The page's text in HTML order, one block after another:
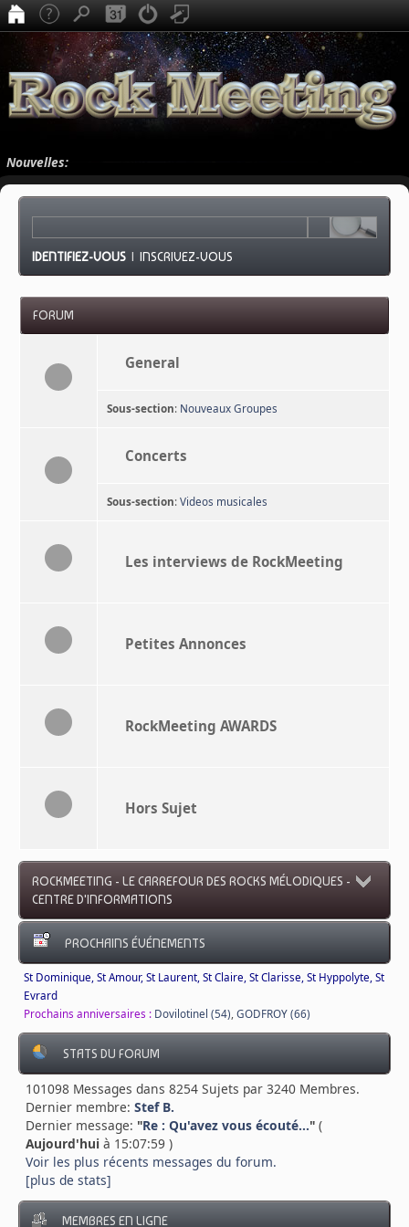
Nouvelles:
IDENTIFIEZ-VOUS |INSCRIVEZ-VOUS
FORUM
General
Sous-section: Nouveaux Groupes
Concerts
Sous-section: Videos musicales
Les interviews de RockMeeting
Petites Annonces
RockMeeting AWARDS
Hors Sujet
ROCKMEETING - LE CARREFOUR DES ROCKS MÉLODIQUES -
CENTRE D'INFORMATIONS
PROCHAINS ÉVÉNEMENTS
St Dominique, St Amour, St Laurent, St Claire, St Clarisse, St Hyppolyte, St
Evrard
Prochains anniversaires : Dovilotinel (54) ,GODFROY (66)
STATS DU FORUM
101098 Messages dans 8254 Sujets par 3240 Membres.
Dernier membre: Stef B.
Dernier message: "Re : Qu'avez vous écouté..."(
Aujourd'huià 15:07:59 )
Voir les plus récents messages du forum.
[plus de stats]
MEMBRES EN LIGNE